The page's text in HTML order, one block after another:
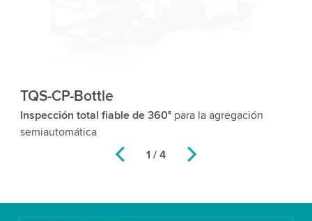
2 / 4
TQS-CP-Bottle
Inspección total fiable de 360°para la agregación
semiautomática